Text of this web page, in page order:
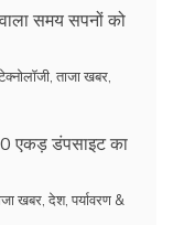
समय सपनों को
, ताजा खबर,
एकड़ डंपसाइट का
खबर, देश, पर्यावरण &